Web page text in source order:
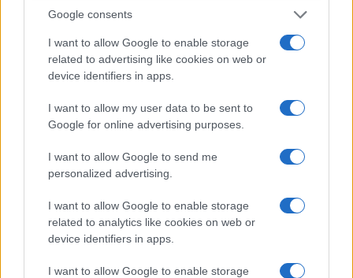
Google consents
I want to allow Google to enable storage
related to advertising like cookies on web or
device identifiers in apps.
I want to allow my user data to be sent to
Google for online advertising purposes.
I want to allow Google to send me
personalized advertising.
I want to allow Google to enable storage
related to analytics like cookies on web or
device identifiers in apps.
I want to allow Google to enable storage
Sigue leyendo